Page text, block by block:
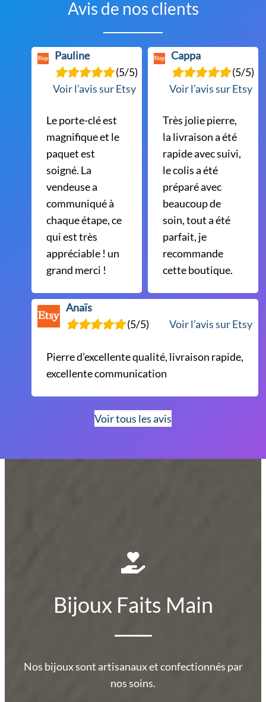
Avis de nos clients
Pauline
(5/5)
Voir l’avis sur Etsy
Le porte-clé est
magnifique et le
paquet est
soigné. La
vendeuse a
communiqué à
chaque étape, ce
qui est très
appréciable ! un
grand merci !
Cappa
(5/5)
Voir l’avis sur Etsy
Très jolie pierre,
la livraison a été
rapide avec suivi,
le colis a été
préparé avec
beaucoup de
soin, tout a été
parfait, je
recommande
cette boutique.
Anaïs
(5/5)
Voir l’avis sur Etsy
Pierre d’excellente qualité, livraison rapide,
excellente communication
Voir tous les avis
Bijoux Faits Main
Nos bijoux sont artisanaux et confectionnés par
nos soins.